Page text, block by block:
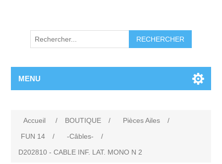
RECHERCHER
MENU
Accueil / BOUTIQUE / Pièces Ailes
/
FUN 14
/ -Câbles-
/
D202810 - CABLE INF. LAT. MONO N 2